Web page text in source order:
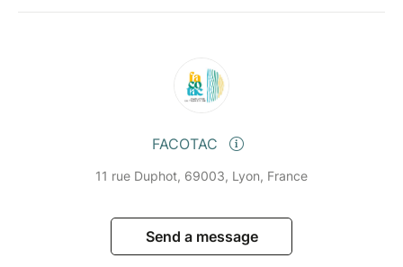
FACOTAC
11 rue Duphot, 69003, Lyon, France
Send a message